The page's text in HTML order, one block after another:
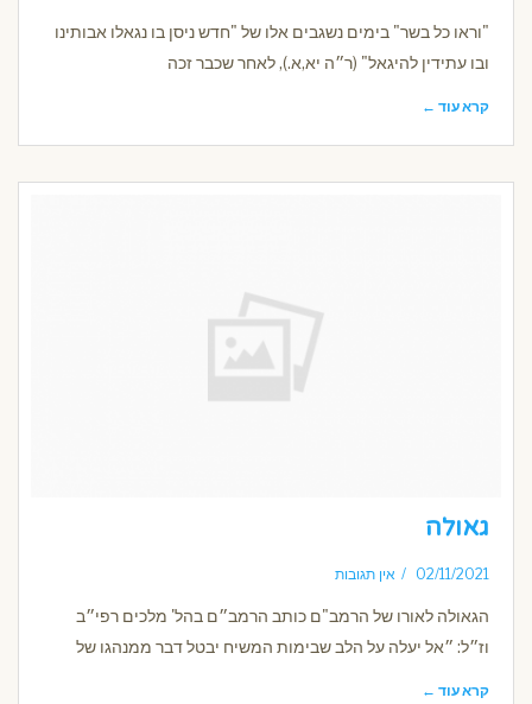
"וראו כל בשר" בימים נשגבים אלו של "חדש ניסן בו נגאלו אבותינו
ובו עתידין להיגאל" (ר״ה יא,א.), לאחר שכבר זכה
קרא עוד ←
גאולה
02/11/2021 אין תגובות
הגאולה לאורו של הרמב"ם כותב הרמב״ם בהל' מלכים רפי״ב
וז״ל: ״אל יעלה על הלב שבימות המשיח יבטל דבר ממנהגו של
קרא עוד ←